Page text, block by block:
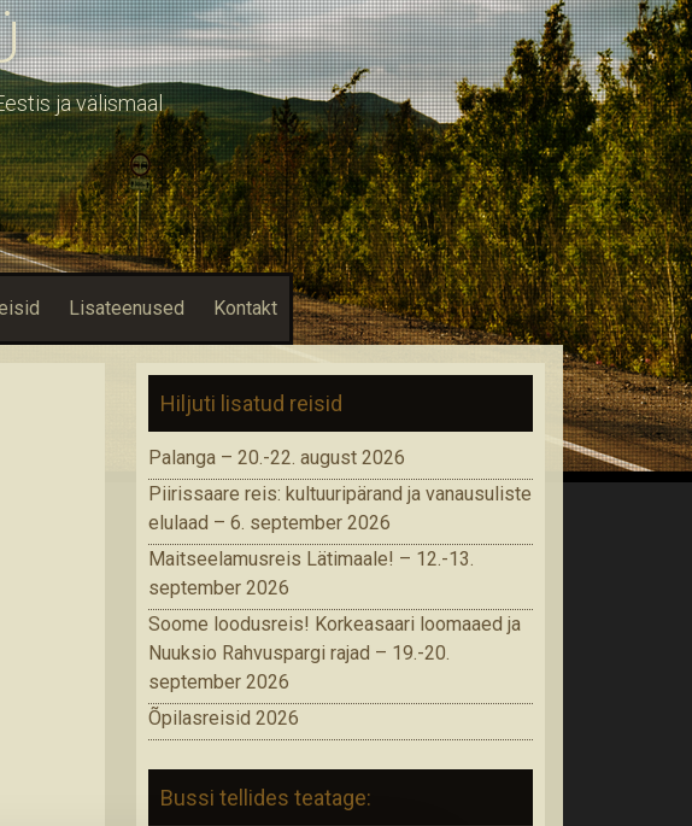
ja välismaal
Lisateenused Kontakt
Hiljuti lisatud reisid
Palanga – 20.-22. august 2026
Piirissaare reis: kultuuripärand ja vanausuliste
elulaad – 6. september 2026
Maitseelamusreis Lätimaale! – 12.-13.
september 2026
Soome loodusreis! Korkeasaari loomaaed ja
Nuuksio Rahvuspargi rajad – 19.-20.
september 2026
Õpilasreisid 2026
Bussi tellides teatage: